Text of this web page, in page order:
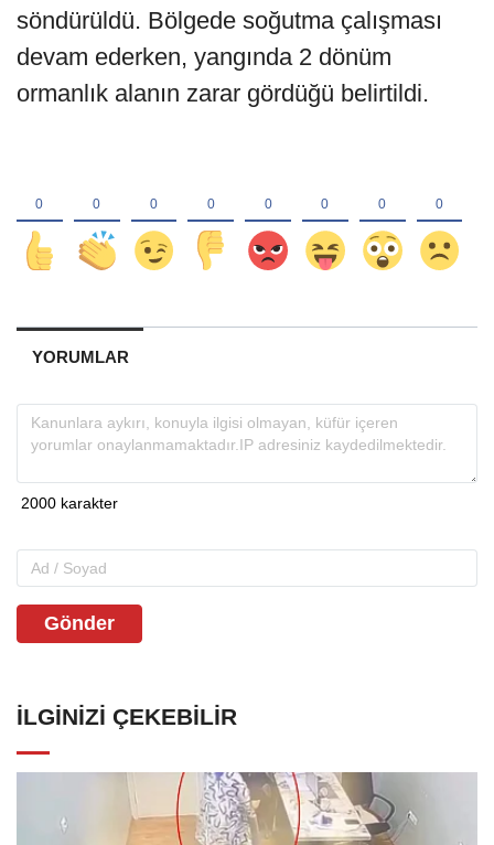
söndürüldü. Bölgede soğutma çalışması
devam ederken, yangında 2 dönüm
ormanlık alanın zarar gördüğü belirtildi.
YORUMLAR
Gönder
İLGINIZI ÇEKEBILIR